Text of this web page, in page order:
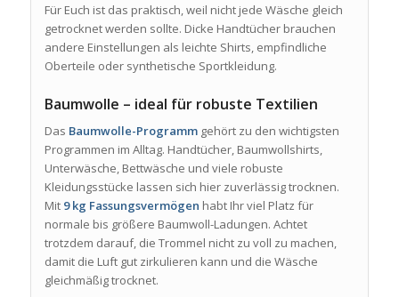
Für Euch ist das praktisch, weil nicht jede Wäsche gleich
getrocknet werden sollte. Dicke Handtücher brauchen
andere Einstellungen als leichte Shirts, empfindliche
Oberteile oder synthetische Sportkleidung.
Baumwolle – ideal für robuste Textilien
Das Baumwolle-Programmgehört zu den wichtigsten
Programmen im Alltag. Handtücher, Baumwollshirts,
Unterwäsche, Bettwäsche und viele robuste
Kleidungsstücke lassen sich hier zuverlässig trocknen.
Mit 9 kg Fassungsvermögen habt Ihr viel Platz für
normale bis größere Baumwoll-Ladungen. Achtet
trotzdem darauf, die Trommel nicht zu voll zu machen,
damit die Luft gut zirkulieren kann und die Wäsche
gleichmäßig trocknet.